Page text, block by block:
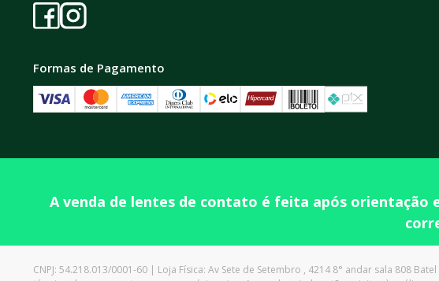
Formas de Pagamento
A venda de lentes de contato é feita após
CNPJ: 54.218.013/0001-60 | Loja Física: Av Sete de Setembro , 4214 8° andar sala 808